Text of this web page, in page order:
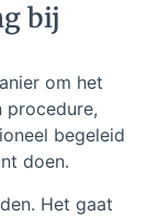
bij
om het
procedure,
begeleid
doen.
Het gaat